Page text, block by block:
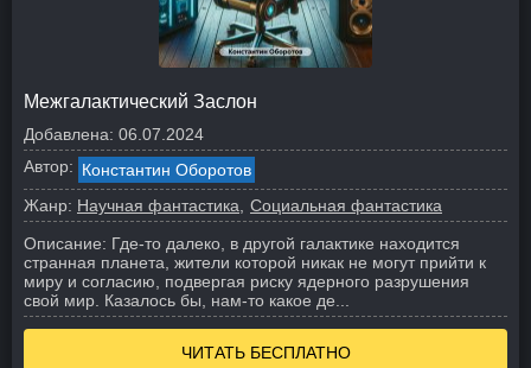
Межгалактический Заслон
Добавлена: 06.07.2024
Автор: Константин Оборотов
Жанр: Научная фантастика
Социальная фантастика
Описание: Где-то далеко, в другой галактике находится
странная планета, жители которой никак не могут прийти к
миру и согласию, подвергая риску ядерного разрушения
свой мир. Казалось бы, нам-то какое де...
ЧИТАТЬ БЕСПЛАТНО